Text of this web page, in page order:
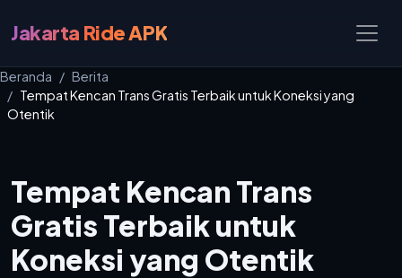
Jakarta Ride APK
Beranda
Berita
Tempat Kencan Trans Gratis Terbaik untuk Koneksi yang
Otentik
Tempat Kencan Trans
Gratis Terbaik untuk
Koneksi yang Otentik